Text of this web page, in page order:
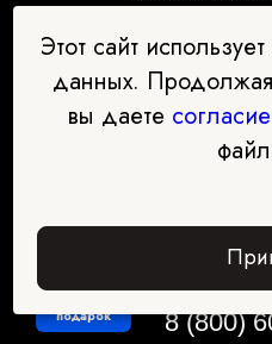
подарок
Адрес офиса: 123290,
Документы об
Условия
Политика
8 (800)
Этот сайт
данных. Продолжая
вы даете согласие